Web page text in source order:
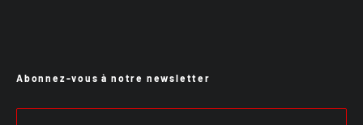
Abonnez-vous à notre newsletter